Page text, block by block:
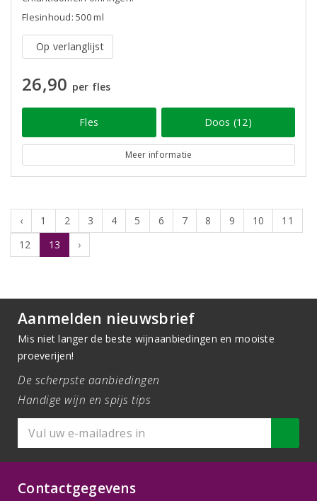
Flesinhoud: 500 ml
Op verlanglijst
26,90 per fles
Fles Doos (12)
Meer informatie
‹ 1 2 3 4 5 6 7 8 9 10
11
12
13 ›
Aanmelden nieuwsbrief
Mis niet langer de beste wijnaanbiedingen en mooiste
proeverijen!
De scherpste aanbiedingen
Handige wijn en spijs tips
Contactgegevens